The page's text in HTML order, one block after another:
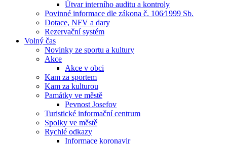
Útvar interního auditu a kontroly
Povinné informace dle zákona č. 106⁄1999 Sb.
Dotace, NFV a dary
Rezervační systém
Volný čas
Novinky ze sportu a kultury
Akce
Akce v obci
Kam za sportem
Kam za kulturou
Památky ve městě
Pevnost Josefov
Turistické informační centrum
Spolky ve městě
Rychlé odkazy
Informace koronavir